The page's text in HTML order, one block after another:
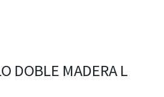
DOBLE MADERA L